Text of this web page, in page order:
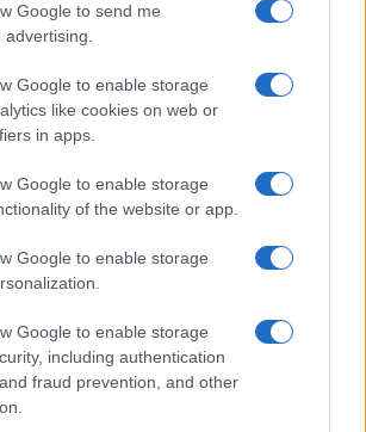
Google to send me
Google to enable storage
like cookies on web or
in apps.
Google to enable storage
of the website or app.
Google to enable storage
Google to enable storage
including authentication
fraud prevention, and other